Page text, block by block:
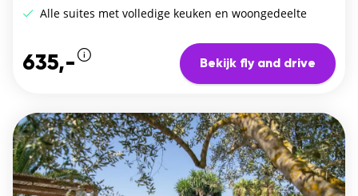
Alle suites met volledige keuken en woongedeelte
635,- Bekijk fly and drive